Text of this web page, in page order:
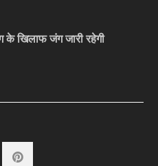
के खिलाफ जंग जारी रहेगी